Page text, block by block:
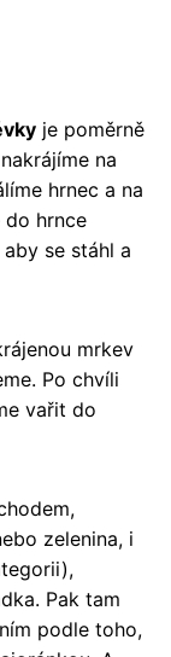
je poměrně
na
hrnec a na
do hrnce
se stáhl a
mrkev
Po chvíli
vařit do
zelenina, i
Pak tam
podle toho,